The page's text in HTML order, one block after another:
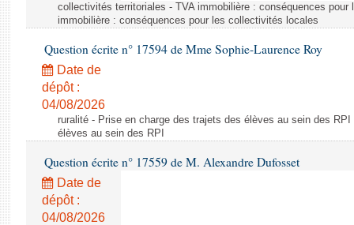
collectivités territoriales - TVA immobilière : conséquences
immobilière : conséquences pour les collectivités locales
Question écrite n° 17594 de Mme Sophie-Laurence Roy
Date de
dépôt :
04/08/2026
ruralité - Prise en charge des trajets des élèves au sein des
élèves au sein des RPI
Question écrite n° 17559 de M. Alexandre Dufosset
Date de
dépôt :
04/08/2026